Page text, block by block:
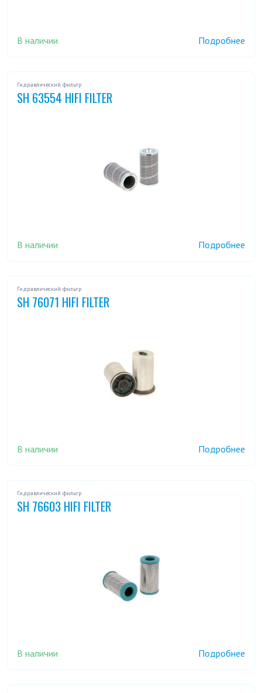
В наличии Подробнее
Гидравлический фильтр
SH 63554 HIFI FILTER
В наличии Подробнее
Гидравлический фильтр
SH 76071 HIFI FILTER
В наличии Подробнее
Гидравлический фильтр
SH 76603 HIFI FILTER
В наличии Подробнее